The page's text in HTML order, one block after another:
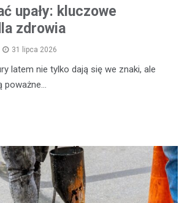
upały: kluczowe
zdrowia
31 lipca 2026
latem nie tylko dają się we znaki, ale
poważne…